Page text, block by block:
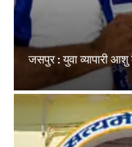
जसपुर : युवा व्यापारी